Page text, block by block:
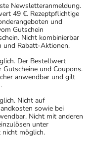
Newsletteranmeldung.
49 €. Rezeptpflichtige
und
Gutschein
Nicht kombinierbar
und Rabatt-Aktionen.
Der Bestellwert
Gutscheine und Coupons.
anwendbar und gilt
Nicht auf
sowie bei
Nicht mit anderen
unter
nicht möglich.